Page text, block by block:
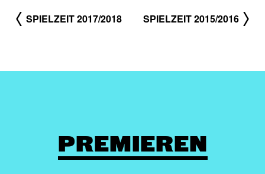
SPIELZEIT 2017/2018 SPIELZEIT 2015/2016
PREMIEREN